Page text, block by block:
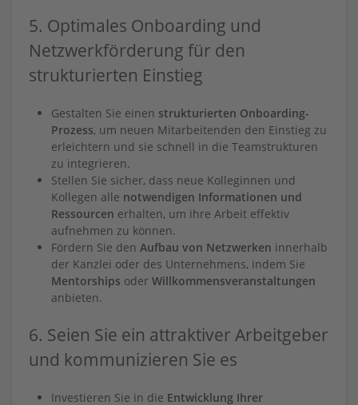
5. Optimales Onboarding und
Netzwerkförderung für den
strukturierten Einstieg
Gestalten Sie einen strukturierten Onboarding-
Prozess, um neuen Mitarbeitenden den Einstieg zu
erleichtern und sie schnell in die Teamstrukturen
zu integrieren.
Stellen Sie sicher, dass neue Kolleginnen und
Kollegen alle notwendigen Informationen und
Ressourcen erhalten, um ihre Arbeit effektiv
aufnehmen zu können.
Fördern Sie den Aufbau von Netzwerken innerhalb
der Kanzlei oder des Unternehmens, indem Sie
Mentorships oder Willkommensveranstaltungen
anbieten.
6. Seien Sie ein attraktiver Arbeitgeber
und kommunizieren Sie es
Investieren Sie in die Entwicklung Ihrer